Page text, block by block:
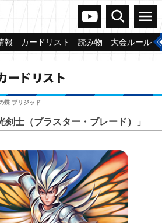
ヴァンガードch
検索 メニュー
報 カードリスト 読み物 大会ルール
ードリスト
蝶 ブリジッド
剣士（ブラスター・ブレード）」